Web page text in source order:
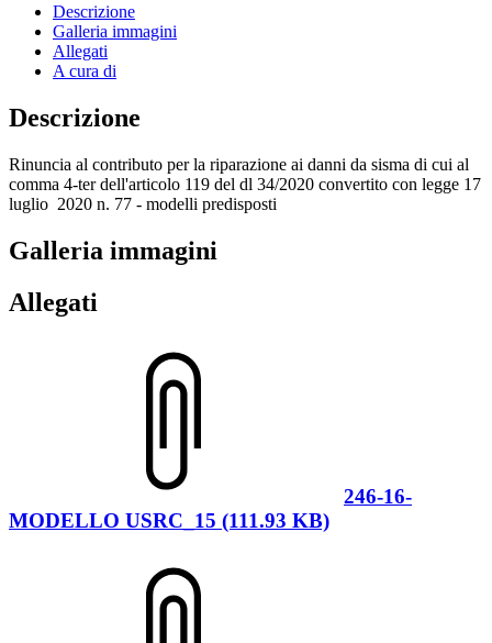
Descrizione
Galleria immagini
Allegati
A cura di
Descrizione
Rinuncia al contributo per la riparazione ai danni da sisma di cui al
comma 4-ter dell'articolo 119 del dl 34/2020 convertito con legge 17
luglio 2020 n. 77 - modelli predisposti
Galleria immagini
Allegati
246-16-
MODELLO USRC_15 (111.93 KB)